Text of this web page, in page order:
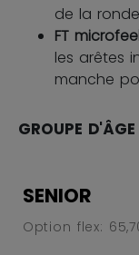
de la
FT
les arêtes
manche
GROUPE D'ÂGE
SENIOR
Option flex: